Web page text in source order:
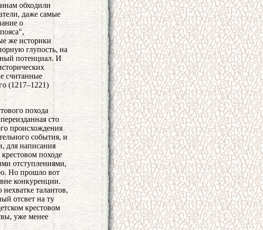
обходили
даже самые
о
же историки
глупость, на
потенциал. И
считанные
(1217–1221)
похода
сто
происхождения
события, и
для написания
походе
отступлениями,
Но прошло вот
конкуренции.
талантов,
отсвет на ту
крестовом
уже менее